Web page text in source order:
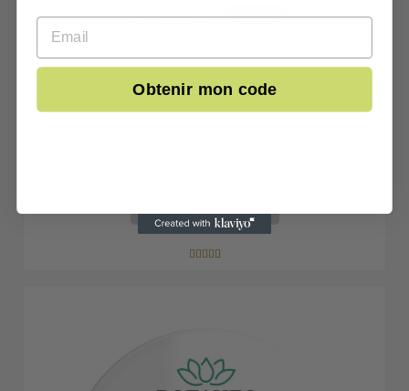
AJOUTER AU PANIER
    
Email
Obtenir mon code